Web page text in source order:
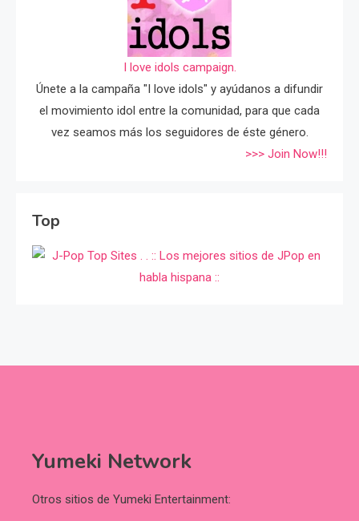
I love idols campaign.
Únete a la campaña "I love idols" y ayúdanos a difundir
el movimiento idol entre la comunidad, para que cada
vez seamos más los seguidores de éste género.
>>> Join Now!!!
Top
Yumeki Network
Otros sitios de Yumeki Entertainment: